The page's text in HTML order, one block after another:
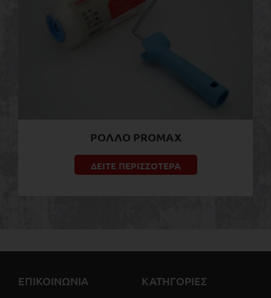
ΡΟΛΛΟ PROMAX
ΔΕΙΤΕ ΠΕΡΙΣΣΟΤΕΡΑ
ΕΠΙΚΟΙΝΩΝΙΑ ΚΑΤΗΓΟΡΙΕΣ